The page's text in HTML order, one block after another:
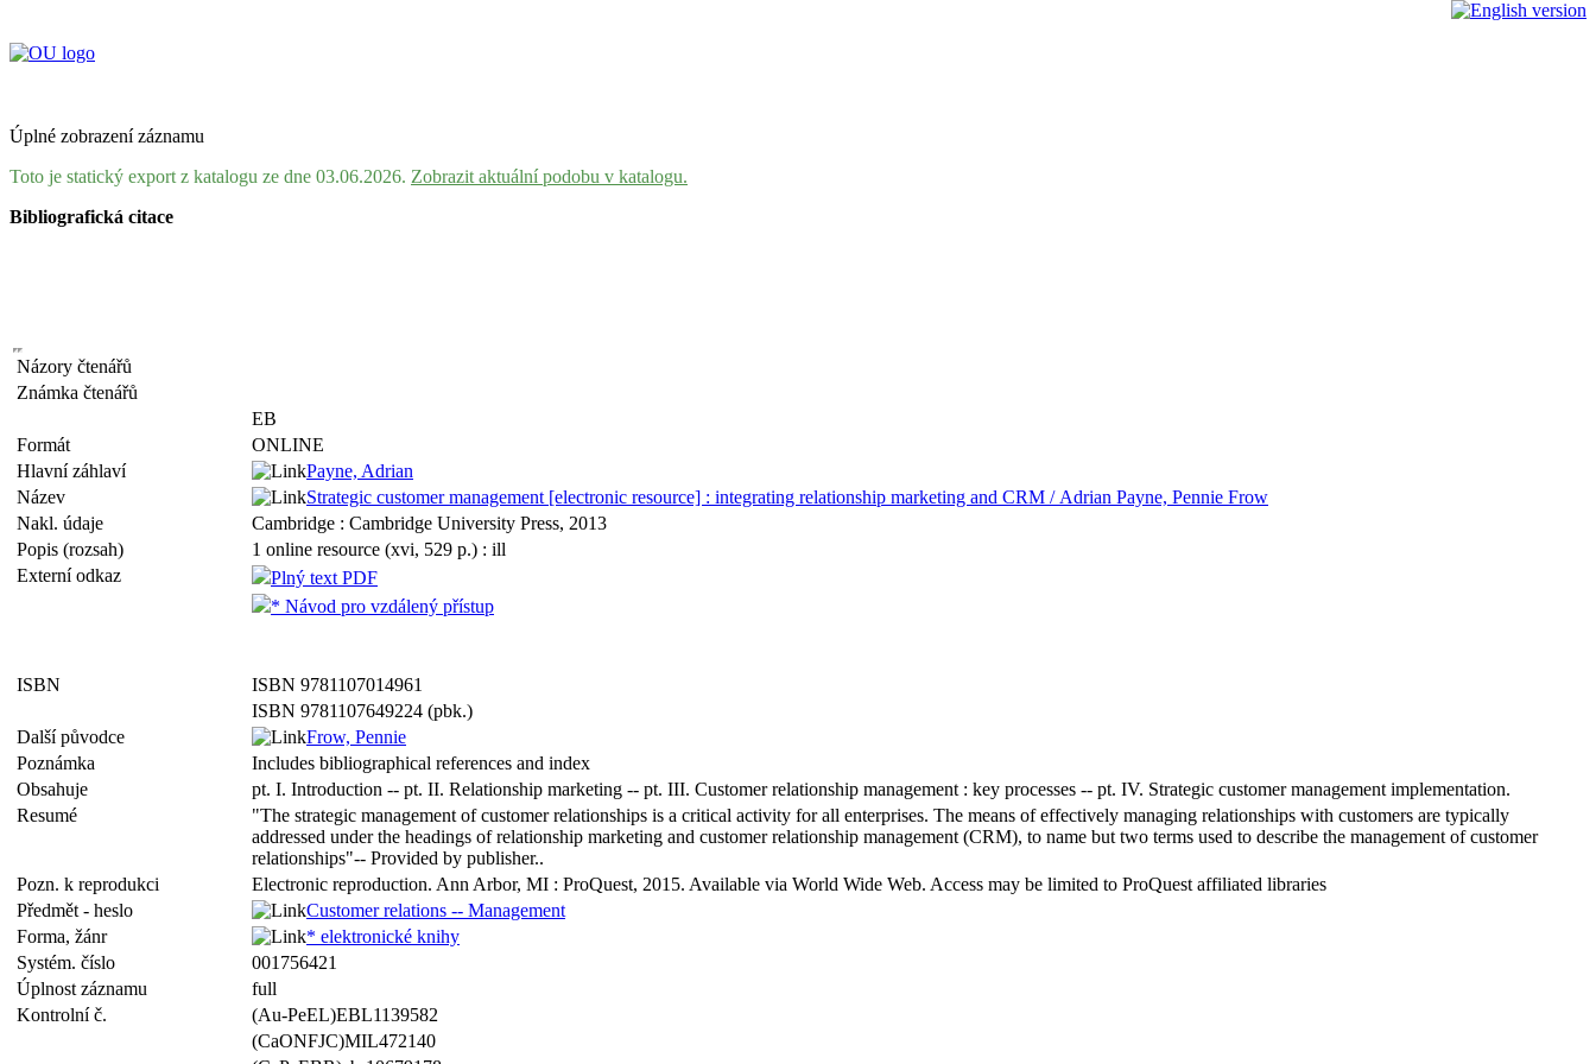
Úplné zobrazení záznamu
Toto je statický export z katalogu ze dne 03.06.2026. Zobrazit aktuální podobu v katalogu.
Bibliografická citace
Názory čtenářů
Známka čtenářů
EB
Formát
ONLINE
Hlavní záhlaví
Payne, Adrian
Název
Strategic customer management [electronic resource] : integrating relationship marketing and CRM / Adrian Payne, Pennie Frow
Nakl. údaje
Cambridge : Cambridge University Press, 2013
Popis (rozsah)
1 online resource (xvi, 529 p.) : ill
Externí odkaz
Plný text PDF
* Návod pro vzdálený přístup
ISBN
ISBN 9781107014961
ISBN 9781107649224 (pbk.)
Další původce
Frow, Pennie
Poznámka
Includes bibliographical references and index
Obsahuje
pt. I. Introduction -- pt. II. Relationship marketing -- pt. III. Customer relationship management : key processes -- pt. IV. Strategic customer management implementation.
Resumé
"The strategic management of customer relationships is a critical activity for all enterprises. The means of effectively managing relationships with customers are typically
addressed under the headings of relationship marketing and customer relationship management (CRM), to name but two terms used to describe the management of customer
relationships"-- Provided by publisher..
Pozn. k reprodukci
Electronic reproduction. Ann Arbor, MI : ProQuest, 2015. Available via World Wide Web. Access may be limited to ProQuest affiliated libraries
Předmět - heslo
Customer relations -- Management
Forma, žánr
* elektronické knihy
Systém. číslo
001756421
Úplnost záznamu
full
Kontrolní č.
(Au-PeEL)EBL1139582
(CaONFJC)MIL472140